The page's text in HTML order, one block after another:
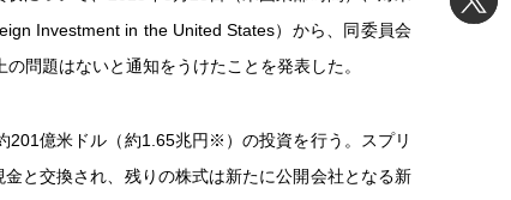
Investment in the United States）から、同委員会
問題はないと通知をうけたことを発表した。
201億米ドル（約1.65兆円※）の投資を行う。スプリ
と交換され、残りの株式は新たに公開会社となる新